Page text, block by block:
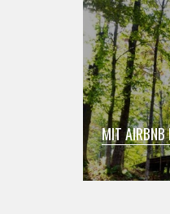
MIT AIRBNB
Gerade viele
die Zeit